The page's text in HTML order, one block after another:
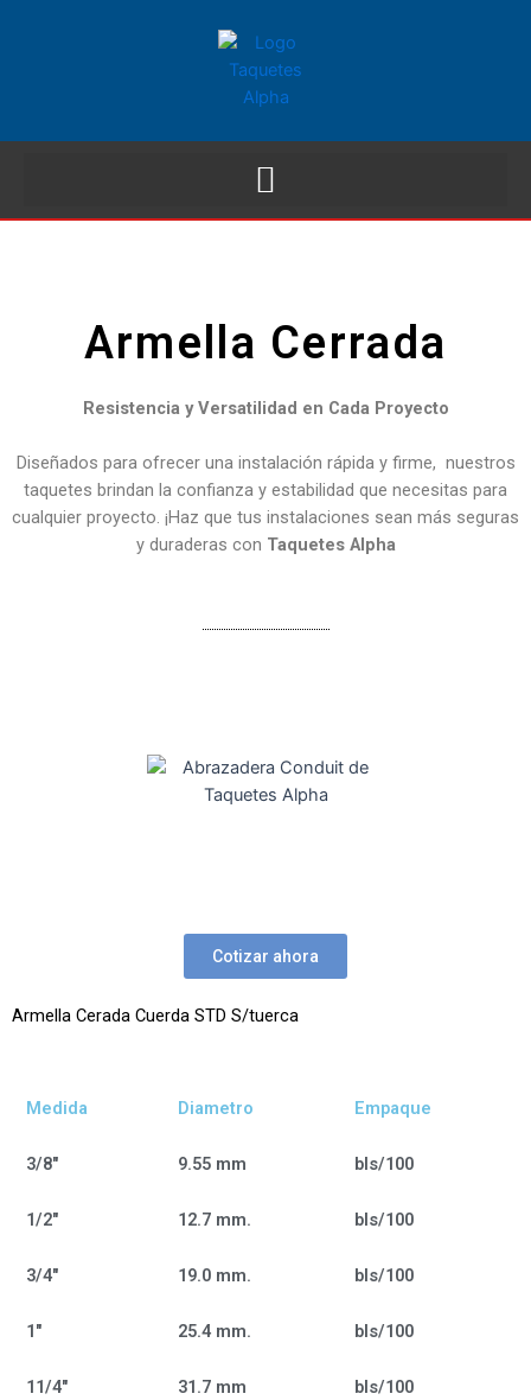
Armella Cerrada
Resistencia y Versatilidad en Cada Proyecto
Diseñados para ofrecer una instalación rápida y firme, nuestros
taquetes brindan la confianza y estabilidad que necesitas para
cualquier proyecto. ¡Haz que tus instalaciones sean más seguras
y duraderas con Taquetes Alpha
Cotizar ahora
Armella Cerada Cuerda STD S/tuerca
Medida Diametro Empaque
3/8" 9.55 mm bls/100
1/2" 12.7 mm. bls/100
3/4" 19.0 mm. bls/100
1" 25.4 mm. bls/100
11/4" 31.7 mm bls/100